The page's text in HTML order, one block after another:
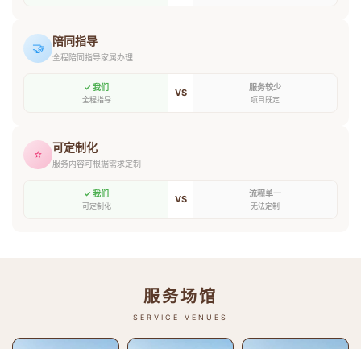
🤝 陪同指导
全程陪同指导家属办理
✓ 我们
全程指导
VS 服务较少
项目既定
⭐ 可定制化
服务内容可根据需求定制
✓ 我们
可定制化
VS 流程单一
无法定制
服务场馆
SERVICE VENUES